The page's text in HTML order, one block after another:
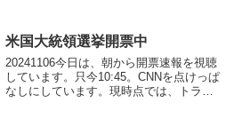
米国大統領選挙開票中
20241106今日は、朝から開票速報を視聴
しています。只今10:45。CNNを点けっぱ
なしにしています。現時点では、トラン